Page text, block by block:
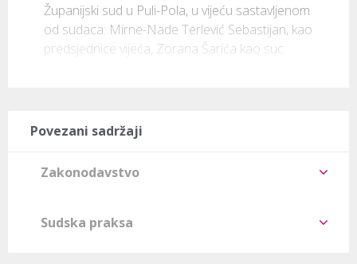
Županijski sud u Puli-Pola, u vijeću sastavljenom
od sudaca: Mirne-Nade Terlević Sebastijan, kao
predsjednice vijeća, Zorana Šarića kao suc
Povezani sadržaji
Zakonodavstvo
Sudska praksa